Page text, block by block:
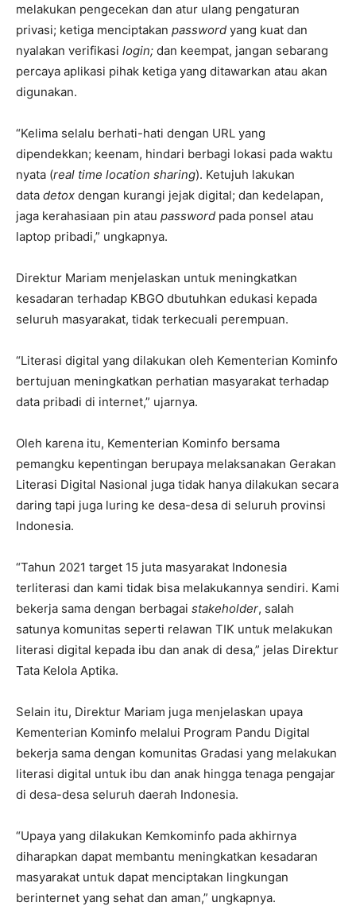
melakukan pengecekan dan atur ulang pengaturan
privasi; ketiga menciptakan password yang kuat dan
nyalakan verifikasi login; dan keempat, jangan sebarang
percaya aplikasi pihak ketiga yang ditawarkan atau akan
digunakan.
“Kelima selalu berhati-hati dengan URL yang
dipendekkan; keenam, hindari berbagi lokasi pada waktu
nyata (real time location sharing). Ketujuh lakukan
data detox dengan kurangi jejak digital; dan kedelapan,
jaga kerahasiaan pin atau password pada ponsel atau
laptop pribadi,” ungkapnya.
Direktur Mariam menjelaskan untuk meningkatkan
kesadaran terhadap KBGO dbutuhkan edukasi kepada
seluruh masyarakat, tidak terkecuali perempuan.
“Literasi digital yang dilakukan oleh Kementerian Kominfo
bertujuan meningkatkan perhatian masyarakat terhadap
data pribadi di internet,” ujarnya.
Oleh karena itu, Kementerian Kominfo bersama
pemangku kepentingan berupaya melaksanakan Gerakan
Literasi Digital Nasional juga tidak hanya dilakukan secara
daring tapi juga luring ke desa-desa di seluruh provinsi
Indonesia.
“Tahun 2021 target 15 juta masyarakat Indonesia
terliterasi dan kami tidak bisa melakukannya sendiri. Kami
bekerja sama dengan berbagai stakeholder, salah
satunya komunitas seperti relawan TIK untuk melakukan
literasi digital kepada ibu dan anak di desa,” jelas Direktur
Tata Kelola Aptika.
Selain itu, Direktur Mariam juga menjelaskan upaya
Kementerian Kominfo melalui Program Pandu Digital
bekerja sama dengan komunitas Gradasi yang melakukan
literasi digital untuk ibu dan anak hingga tenaga pengajar
di desa-desa seluruh daerah Indonesia.
“Upaya yang dilakukan Kemkominfo pada akhirnya
diharapkan dapat membantu meningkatkan kesadaran
masyarakat untuk dapat menciptakan lingkungan
berinternet yang sehat dan aman,” ungkapnya.